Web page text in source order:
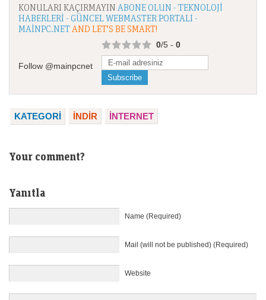
KONULARI KAÇIRMAYIN ABONE OLUN - TEKNOLOJI
HABERLERI - GÜNCEL WEBMASTER PORTALI -
MAINPC.NET AND LET'S BE SMART!
Follow @mainpcnet
0/5 - 0
KATEGORI İNDİR İNTERNET
Your comment?
Yanıtla
Name (Required)
Mail (will not be published) (Required)
Website